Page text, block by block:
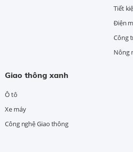
Tiết
Điện
Công
Nông
Giao thông xanh
Ô tô
Xe máy
Công nghệ Giao thông